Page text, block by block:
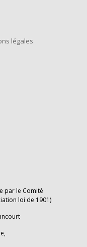
légales
par le Comité
loi de 1901)